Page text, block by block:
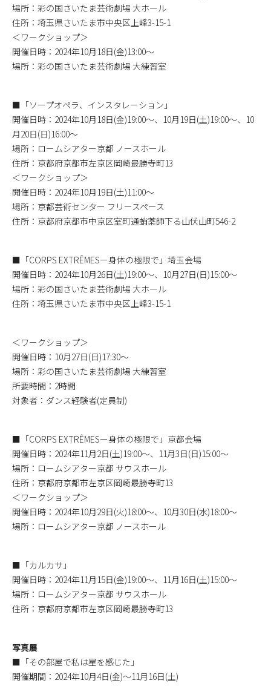
場所：彩の国さいたま芸術劇場 大ホール
住所：埼玉県さいたま市中央区上峰3-15-1
＜ワークショップ＞
開催日時：2024年10月18日(金)13:00〜
場所：彩の国さいたま芸術劇場 大練習室
■「ソープオペラ、インスタレーション」
開催日時：2024年10月18日(金)19:00〜、10月19日(土)19:00〜、10
月20日(日)16:00〜
場所：ロームシアター京都 ノースホール
住所：京都府京都市左京区岡崎最勝寺町13
＜ワークショップ＞
開催日時：2024年10月19日(土)11:00〜
場所：京都芸術センター フリースペース
住所：京都府京都市中京区室町通蛸薬師下る山伏山町546-2
■「CORPS EXTRÊMESー身体の極限で」埼玉会場
開催日時：2024年10月26日(土)19:00〜、10月27日(日)15:00〜
場所：彩の国さいたま芸術劇場 大ホール
住所：埼玉県さいたま市中央区上峰3-15-1
＜ワークショップ＞
開催日時：10月27日(日)17:30〜
場所：彩の国さいたま芸術劇場 大練習室
所要時間：2時間
対象者：ダンス経験者(定員制)
■「CORPS EXTRÊMESー身体の極限で」京都会場
開催日時：2024年11月2日(土)19:00〜、11月3日(日)15:00〜
場所：ロームシアター京都 サウスホール
住所：京都府京都市左京区岡崎最勝寺町13
＜ワークショップ＞
開催日時：2024年10月29日(火)18:00〜、10月30日(水)18:00〜
場所：ロームシアター京都 ノースホール
■「カルカサ」
開催日時：2024年11月15日(金)19:00〜、11月16日(土)15:00〜
場所：ロームシアター京都 サウスホール
住所：京都府京都市左京区岡崎最勝寺町13
写真展
■「その部屋で私は星を感じた」
開催期間：2024年10月4日(金)〜11月16日(土)